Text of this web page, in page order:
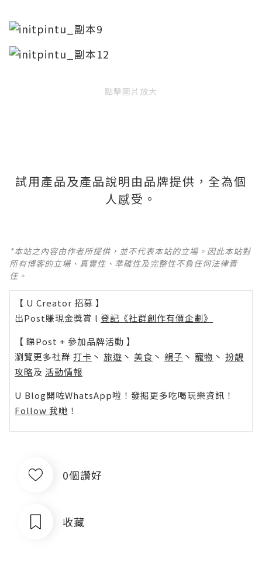
點擊圖片放大
試用產品及產品說明由品牌提供，全為個
人感受。
*本站之內容由作者所提供，並不代表本站的立場。因此本站對
所有博客的立場、真實性、準確性及完整性不負任何法律責
任。
【 U Creator 招募 】
出Post賺現金獎賞 l 登記《社群創作有價企劃》
【 睇Post + 參加品牌活動 】
瀏覽更多社群 打卡 丶 旅遊 丶 美食 丶 親子 丶 寵物 丶 扮靚
攻略及 活動情報
U Blog開咗WhatsApp啦！發掘更多吃喝玩樂資訊！
Follow 我哋 ！
0個讚好
收藏